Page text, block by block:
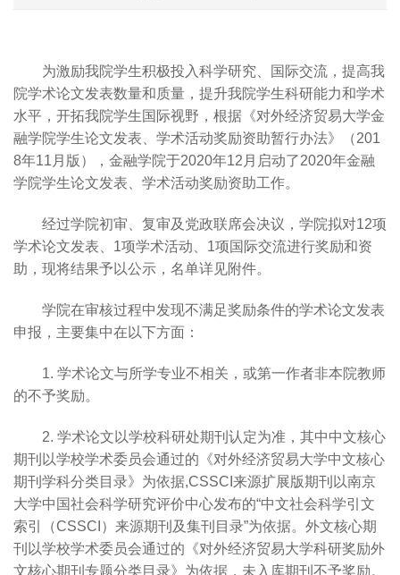
为激励我院学生积极投入科学研究、国际交流，提高我
院学术论文发表数量和质量，提升我院学生科研能力和学术
水平，开拓我院学生国际视野，根据《对外经济贸易大学金
融学院学生论文发表、学术活动奖励资助暂行办法》（201
8年11月版），金融学院于2020年12月启动了2020年金融
学院学生论文发表、学术活动奖励资助工作。
经过学院初审、复审及党政联席会决议，学院拟对12项
学术论文发表、1项学术活动、1项国际交流进行奖励和资
助，现将结果予以公示，名单详见附件。
学院在审核过程中发现不满足奖励条件的学术论文发表
申报，主要集中在以下方面：
1. 学术论文与所学专业不相关，或第一作者非本院教师
的不予奖励。
2. 学术论文以学校科研处期刊认定为准，其中中文核心
期刊以学校学术委员会通过的《对外经济贸易大学中文核心
期刊学科分类目录》为依据,CSSCI来源扩展版期刊以南京
大学中国社会科学研究评价中心发布的“中文社会科学引文
索引（CSSCI）来源期刊及集刊目录”为依据。外文核心期
刊以学校学术委员会通过的《对外经济贸易大学科研奖励外
文核心期刊专题分类目录》为依据，未入库期刊不予奖励。